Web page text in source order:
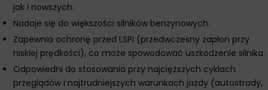
jak i nowszych.
Nadaje się do większości silników benzynowych.
Zapewnia ochronę przed LSPI (przedwczesny zapłon przy
niskiej prędkości), co może spowodować uszkodzenie silnika.
Odpowiedni do stosowania przy najcięższych cyklach
przeglądów i najtrudniejszych warunkach jazdy (autostrady,